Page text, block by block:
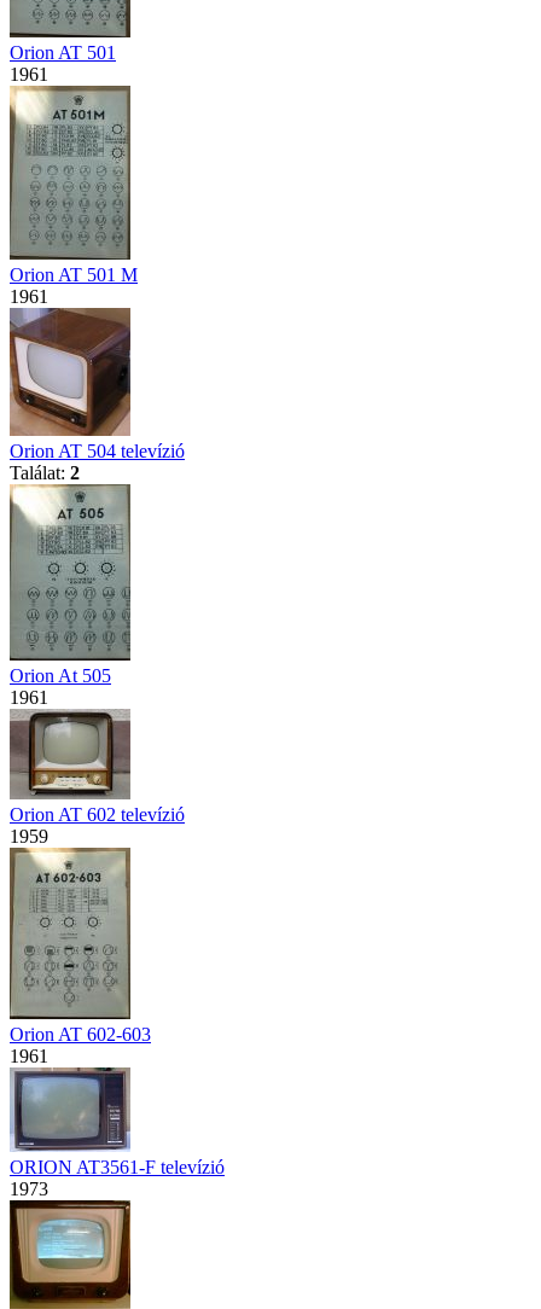
Orion AT 501
1961
Orion AT 501 M
1961
Orion AT 504 televízió
Találat: 2
Orion At 505
1961
Orion AT 602 televízió
1959
Orion AT 602-603
1961
ORION AT3561-F televízió
1973